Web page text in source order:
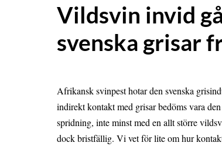
Vildsvin invid
svenska grisar
Afrikansk svinpest hotar den svenska
indirekt kontakt med grisar bedöms vara
spridning, inte minst med en allt större
dock bristfällig. Vi vet för lite om hur